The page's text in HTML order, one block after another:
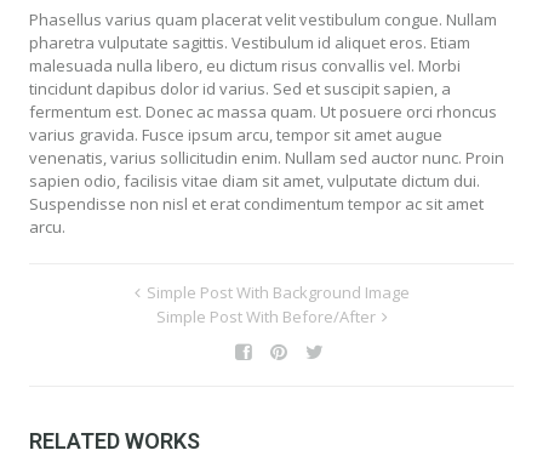
Phasellus varius quam placerat velit vestibulum congue. Nullam
pharetra vulputate sagittis. Vestibulum id aliquet eros. Etiam
malesuada nulla libero, eu dictum risus convallis vel. Morbi
tincidunt dapibus dolor id varius. Sed et suscipit sapien, a
fermentum est. Donec ac massa quam. Ut posuere orci rhoncus
varius gravida. Fusce ipsum arcu, tempor sit amet augue
venenatis, varius sollicitudin enim. Nullam sed auctor nunc. Proin
sapien odio, facilisis vitae diam sit amet, vulputate dictum dui.
Suspendisse non nisl et erat condimentum tempor ac sit amet
arcu.
Simple Post With Background Image
Simple Post With Before/After
RELATED WORKS